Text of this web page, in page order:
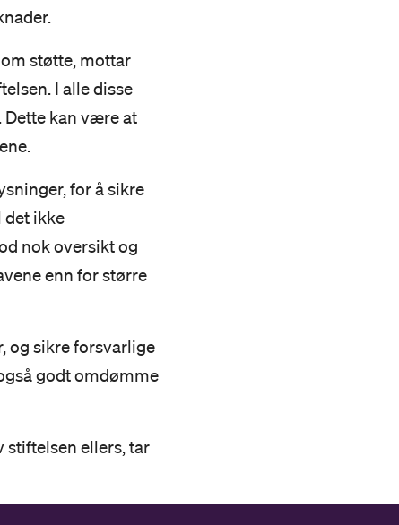
støtte, mottar
I alle disse
Dette kan være at
for å sikre
det ikke
nok oversikt og
enn for større
og sikre forsvarlige
godt omdømme
stiftelsen ellers, tar